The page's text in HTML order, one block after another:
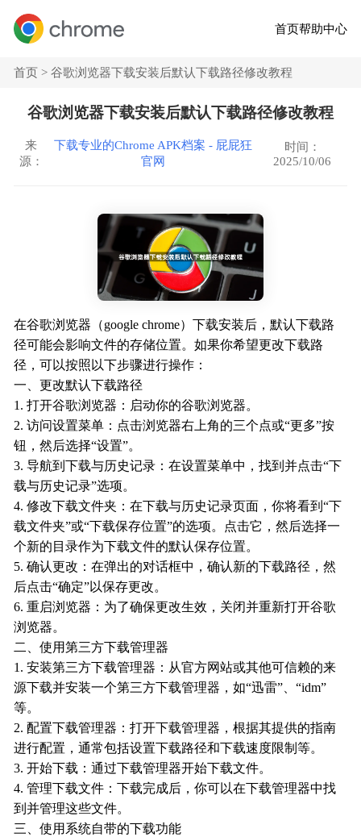
首页帮助中心
首页 >谷歌浏览器下载安装后默认下载路径修改教程
谷歌浏览器下载安装后默认下载路径修改教程
来
源：
下载专业的Chrome APK档案 - 屁屁狂
官网
时间：
2025/10/06
在谷歌浏览器（google chrome）下载安装后，默认下载路
径可能会影响文件的存储位置。如果你希望更改下载路
径，可以按照以下步骤进行操作：
一、更改默认下载路径
1. 打开谷歌浏览器：启动你的谷歌浏览器。
2. 访问设置菜单：点击浏览器右上角的三个点或“更多”按
钮，然后选择“设置”。
3. 导航到下载与历史记录：在设置菜单中，找到并点击“下
载与历史记录”选项。
4. 修改下载文件夹：在下载与历史记录页面，你将看到“下
载文件夹”或“下载保存位置”的选项。点击它，然后选择一
个新的目录作为下载文件的默认保存位置。
5. 确认更改：在弹出的对话框中，确认新的下载路径，然
后点击“确定”以保存更改。
6. 重启浏览器：为了确保更改生效，关闭并重新打开谷歌
浏览器。
二、使用第三方下载管理器
1. 安装第三方下载管理器：从官方网站或其他可信赖的来
源下载并安装一个第三方下载管理器，如“迅雷”、“idm”
等。
2. 配置下载管理器：打开下载管理器，根据其提供的指南
进行配置，通常包括设置下载路径和下载速度限制等。
3. 开始下载：通过下载管理器开始下载文件。
4. 管理下载文件：下载完成后，你可以在下载管理器中找
到并管理这些文件。
三、使用系统自带的下载功能